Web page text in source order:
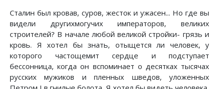
Сталин был кровав, суров, жесток и ужасен... Но где вы
видели другихмогучих императоров, великих
строителей? В начале любой великой стройки- грязь и
кровь. Я хотел бы знать, отыщется ли человек, у
которого частощемит сердце и подступает
бессонница, когда он вспоминает о десятках тысячах
русских мужиков и пленных шведов, уложенных